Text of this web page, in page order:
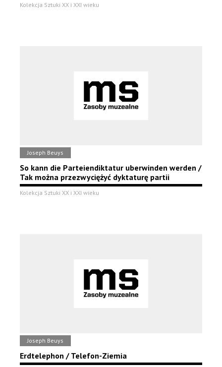
Kolekcja Sztuki XX i XXI wieku
Joseph Beuys
So kann die Parteiendiktatur uberwinden werden /
Tak można przezwyciężyć dyktaturę partii
Kolekcja Sztuki XX i XXI wieku
Joseph Beuys
Erdtelephon / Telefon-Ziemia